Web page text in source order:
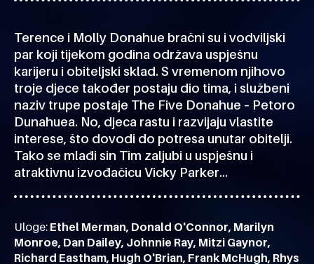
Terence i Molly Donahue bračni su i vodviljski
par koji tijekom godina održava uspješnu
karijeru i obiteljski sklad. S vremenom njihovo
troje djece također postaju dio tima, i službeni
naziv trupe postaje The Five Donahue – Petoro
Dunahuea. No, djeca rastu i razvijaju vlastite
interese, što dovodi do potresa unutar obitelji.
Tako se mlađi sin Tim zaljubi u uspješnu i
atraktivnu izvođačicu Vicky Parker…
Uloge: Ethel Merman, Donald O'Connor, Marilyn
Monroe, Dan Dailey, Johnnie Ray, Mitzi Gaynor,
Richard Eastham, Hugh O'Brian, Frank McHugh, Rhys